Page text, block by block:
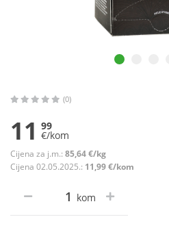
(0)
11 99
€/kom
Cijena za j.m.: 85,64 €/kg
Cijena 02.05.2025.: 11,99 €/kom
kom